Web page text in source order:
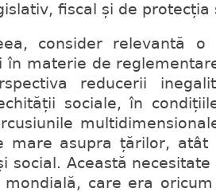
fiscal și de protecția
consider relevantă
în materie de
reducerii
sociale, în
mare asupra țărilor, atât
social. Această
mondială, care era